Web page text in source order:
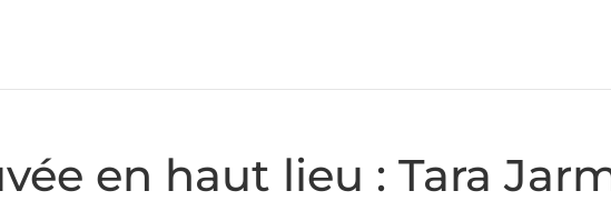
en haut lieu : Tara